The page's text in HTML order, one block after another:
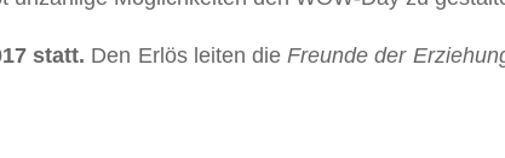
statt. Den Erlös leiten dieFreunde der